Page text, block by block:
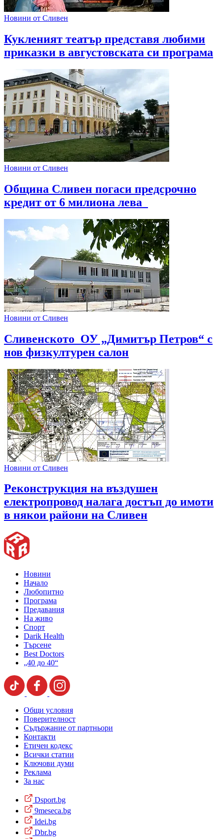
Новини от Сливен
Кукленият театър представя любими
приказки в августовската си програма
Новини от Сливен
Община Сливен погаси предсрочно
кредит от 6 милиона лева
Новини от Сливен
Сливенското ОУ „Димитър Петров“ с
нов физкултурен салон
Новини от Сливен
Реконструкция на въздушен
електропровод налага достъп до имоти
в някои райони на Сливен
Новини
Начало
Любопитно
Програма
Предавания
На живо
Спорт
Darik Health
Търсене
Best Doctors
„40 до 40“
Общи условия
Поверителност
Съдържание от партньори
Контакти
Етичен кодекс
Всички статии
Ключови думи
Реклама
За нас
Dsport.bg
9meseca.bg
Idei.bg
Dbr.bg